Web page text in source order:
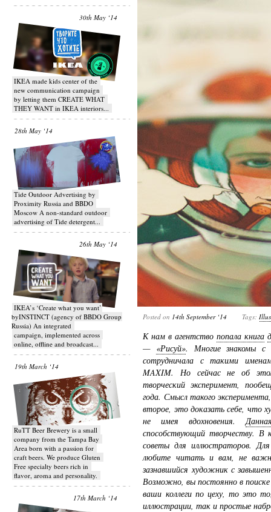
30th May ‘14
IKEA made kids center of the
new communication campaign
by letting them CREATE WHAT
THEY WANT in IKEA interiors...
28th May ‘14
Tide Outdoor Advertising by
Proximity Russia and BBDO
Moscow A non-standard outdoor
advertising of Tide detergent...
26th May ‘14
IKEA’s ‘Create what you want’
byINSTINCT (agency of BBDO Group
Russia) An integrated
campaign, implemented across
online, offline and broadcast...
19th March ‘14
RuTT Beer Brewery is a small
company from the Tampa Bay
Area born with a passion for
craft beers. We produce Gluten
Free specialty beers rich in
flavor, aroma and personality.
17th March ‘14
Posted on 14th September ‘14 Tags:
К нам в агентствопопала книга
— «Рисуй». Многие знакомы с
сотрудничала с такими
MAXIM. Но сейчас не об
творческий эксперимент,
года. Смысл такого
второе, это доказать себе,
не имея вдохновения.
способствующий творчеству. В
советы для иллюстраторов.
любите читать и вам, не
зазнавшийся художник с
Возможно, вы постоянно в
ваши коллеги по цеху, то это
иллюстрации, так и простые